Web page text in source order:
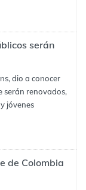
serán
dio a conocer
serán renovados,
jóvenes
de Colombia